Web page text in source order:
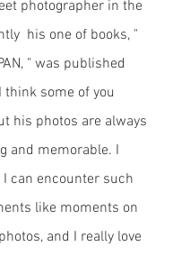
photographer in the
his one of books, "
" was published
think some of you
his photos are always
and memorable. I
can encounter such
like moments on
and I really love